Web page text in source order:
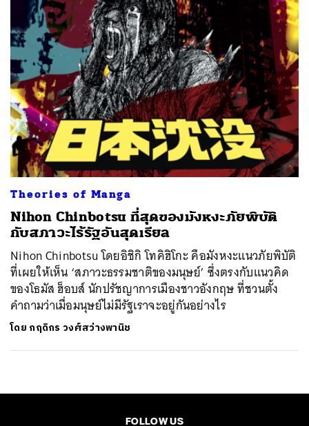
Theories of Manga
Nihon Chinbotsu ที่สุดของมังหงะภัยพิบัติ
กับสภาวะไร้รัฐอันสุดเรียล
Nihon Chinbotsu โดยอิชิกิ โทคิฮิโกะ คือมังหงะแนวภัยพิบัติ
ที่เผยให้เห็น ‘สภาวะธรรมชาติของมนุษย์’ ซึ่งตรงกับแนวคิด
ของโธมัส ฮ็อบส์ นักปรัชญาการเมืองชาวอังกฤษ ที่ชวนตั้ง
คำถามว่าเมื่อมนุษย์ไม่มีรัฐเราจะอยู่กันอย่างไร
โดย กฤดิกร วงศ์สว่างพานิช
FOLLOW US
ค้นหา
SHARE TWEET LINE EMAIL